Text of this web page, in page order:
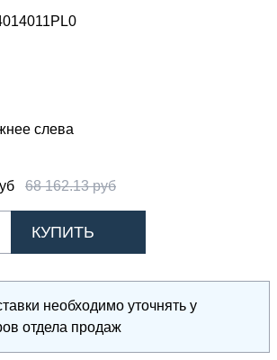
слева
68 162.13 руб
необходимо уточнять у
отдела продаж